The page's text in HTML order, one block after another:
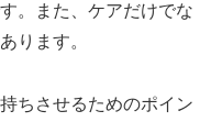
。また、ケアだけでな
ります。
ちさせるためのポイン